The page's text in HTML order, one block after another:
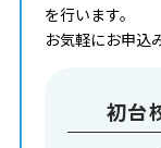
を行います。
お気軽にお申込
初台